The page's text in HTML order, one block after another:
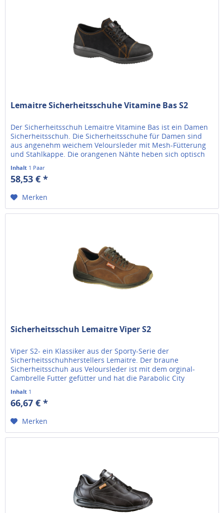
Lemaitre Sicherheitsschuhe Vitamine Bas S2
Der Sicherheitsschuh Lemaitre Vitamine Bas ist ein Damen
Sicherheitsschuh. Die Sicherheitsschuhe für Damen sind
aus angenehm weichem Veloursleder mit Mesh-Fütterung
und Stahlkappe. Die orangenen Nähte heben sich optisch
sehr gut vom...
Inhalt 1 Paar
58,53 € *
Merken
Sicherheitsschuh Lemaitre Viper S2
Viper S2- ein Klassiker aus der Sporty-Serie der
Sicherheitsschuhherstellers Lemaitre. Der braune
Sicherheitsschuh aus Veloursleder ist mit dem orginal-
Cambrelle Futter gefütter und hat die Parabolic City
Laufsohle. Die Zehenschutzkappe...
Inhalt 1
66,67 € *
Merken